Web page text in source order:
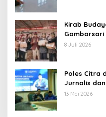
Kirab
Gambarsari
8 Juli 2026
Poles Citra
Jurnalis
13 Mei 2026